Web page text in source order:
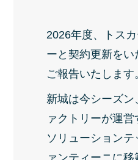
2026年度、トス
ーと契約更新を
ご報告いたします
新城は今シーズ
ァクトリーが運営
ソリューション
ァンティーニに